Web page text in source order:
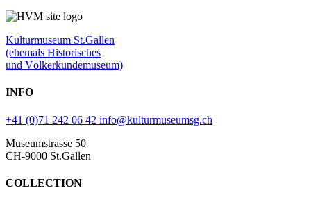
Kulturmuseum St.Gallen
(ehemals Historisches
und Völkerkundemuseum)
INFO
+41 (0)71 242 06 42 info@kulturmuseumsg.ch
Museumstrasse 50
CH-9000 St.Gallen
COLLECTION